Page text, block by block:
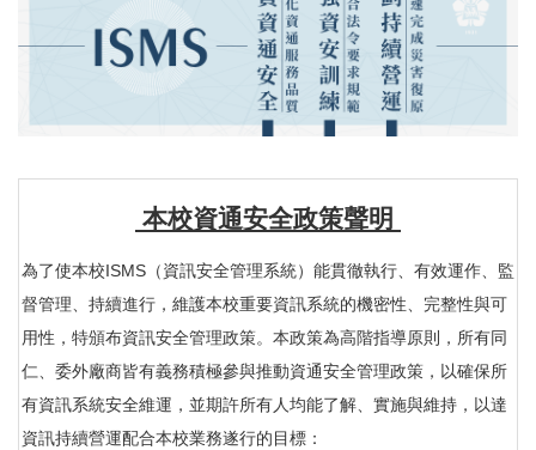
個人資通設備使用注意事項(新進人員必讀)
勒索病毒防範措施
資安通報
機關不得使用資安疑慮之資通訊產品（含軟體、硬體及服務）
GCB&VANS說明網站
各單位及所屬網站導入HTTPS
網站/主機弱點掃描申請
資通系統防護需求分級作業說明
資訊服務委外(採購)作業注意事項
本校資通安全政策聲明
為了使本校ISMS（資訊安全管理系統）能貫徹執行、有效運作、監
督管理、持續進行，維護本校重要資訊系統的機密性、完整性與可
用性，特頒布資訊安全管理政策。本政策為高階指導原則，所有同
仁、委外廠商皆有義務積極參與推動資通安全管理政策，以確保所
有資訊系統安全維運，並期許所有人均能了解、實施與維持，以達
資訊持續營運配合本校業務遂行的目標：